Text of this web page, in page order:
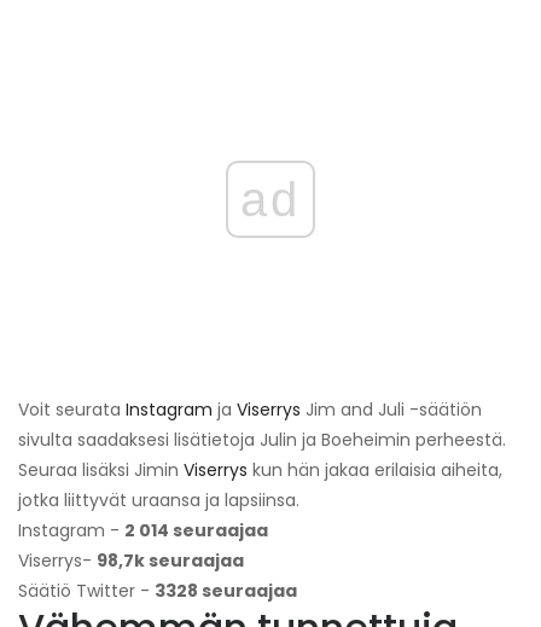
ad
Voit seurata Instagram ja Viserrys Jim and Juli -säätiön
sivulta saadaksesi lisätietoja Julin ja Boeheimin perheestä.
Seuraa lisäksi Jimin Viserrys kun hän jakaa erilaisia ​​aiheita,
jotka liittyvät uraansa ja lapsiinsa.
Instagram - 2 014 seuraajaa
Viserrys- 98,7k seuraajaa
Säätiö Twitter - 3328 seuraajaa